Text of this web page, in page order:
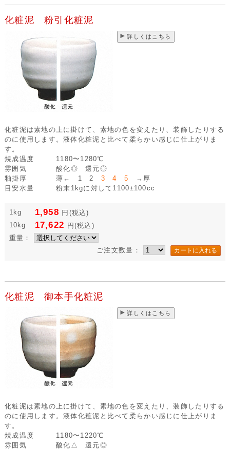
化粧泥 粉引化粧泥
詳しくはこちら
化粧泥は素地の上に掛けて、素地の色を変えたり、装飾したりする
のに使用します。液体化粧泥と比べて柔らかい感じに仕上がりま
す。
焼成温度
1180〜1280℃
雰囲気
酸化◎ 還元◎
釉掛厚
薄← 1 2 3 4 5
→厚
目安水量
粉末1kgに対して1100±100cc
1kg 1,958 円 (税込)
10kg
17,622 円 (税込)
重量：
ご注文数量：
化粧泥 御本手化粧泥
詳しくはこちら
化粧泥は素地の上に掛けて、素地の色を変えたり、装飾したりする
のに使用します。液体化粧泥と比べて柔らかい感じに仕上がりま
す。
焼成温度
1180〜1220℃
雰囲気
酸化△ 還元◎